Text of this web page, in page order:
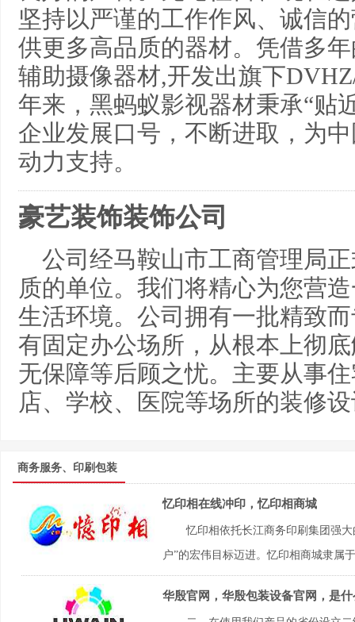
坚持以严谨的工作作风、诚信
供更多高品质的器材。凭借多
辅助摄像器材,开发出旗下
年来，黑蚂蚁影视器材秉承“贴
企业发展口号，不断进取，为
动力支持。
豪艺装饰装饰公司
公司经马鞍山市工商管理局
质的单位。我们将精心为您营
生活环境。公司拥有一批精致
有固定办公场所，从根本上彻
无保障等后顾之忧。主要从事
店、学校、医院等场所的装修
商务服务、印刷包装
忆印相在线冲印，忆印相商城
忆印相依托长江商务印刷集团强
户”的宏伟目标迈进。忆印相商城隶属
华殷官网，华殷包装设备官网，是